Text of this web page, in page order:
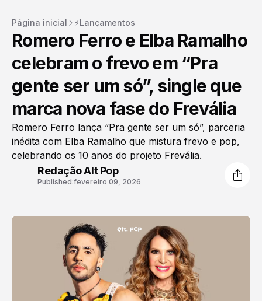
Página inicial ⚡Lançamentos
Romero Ferro e Elba Ramalho
celebram o frevo em “Pra
gente ser um só”, single que
marca nova fase do Frevália
Romero Ferro lança “Pra gente ser um só”, parceria
inédita com Elba Ramalho que mistura frevo e pop,
celebrando os 10 anos do projeto Frevália.
Redação Alt Pop
Published:fevereiro 09, 2026